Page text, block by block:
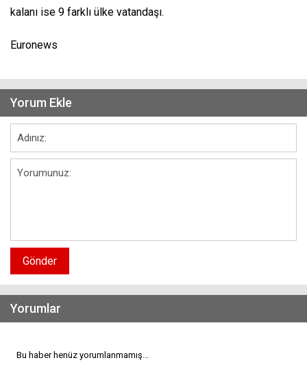
kalanı ise 9 farklı ülke vatandaşı.
Euronews
Yorum Ekle
Gönder
Yorumlar
Bu haber henüz yorumlanmamış...